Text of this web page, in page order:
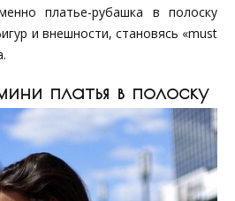
платье-рубашка в полоску
и внешности, становясь «must
платья в полоску